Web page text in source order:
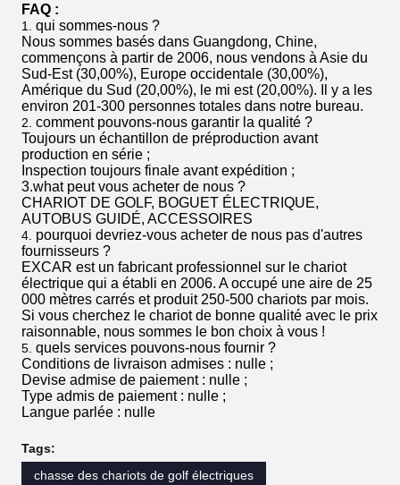
FAQ :
1. qui sommes-nous ?
Nous sommes basés dans Guangdong, Chine,
commençons à partir de 2006, nous vendons à Asie du
Sud-Est (30,00%), Europe occidentale (30,00%),
Amérique du Sud (20,00%), le mi est (20,00%). Il y a les
environ 201-300 personnes totales dans notre bureau.
2. comment pouvons-nous garantir la qualité ?
Toujours un échantillon de préproduction avant
production en série ;
Inspection toujours finale avant expédition ;
3.what peut vous acheter de nous ?
CHARIOT DE GOLF, BOGUET ÉLECTRIQUE,
AUTOBUS GUIDÉ, ACCESSOIRES
4. pourquoi devriez-vous acheter de nous pas d'autres
fournisseurs ?
EXCAR est un fabricant professionnel sur le chariot
électrique qui a établi en 2006. A occupé une aire de 25
000 mètres carrés et produit 250-500 chariots par mois.
Si vous cherchez le chariot de bonne qualité avec le prix
raisonnable, nous sommes le bon choix à vous !
5. quels services pouvons-nous fournir ?
Conditions de livraison admises : nulle ;
Devise admise de paiement : nulle ;
Type admis de paiement : nulle ;
Langue parlée : nulle
Tags:
chasse des chariots de golf électriques